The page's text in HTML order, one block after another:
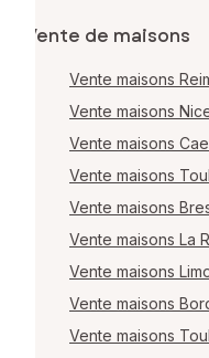
Vente de maisons
Vente maisons
Vente maisons
Vente maisons
Vente maisons
Vente maisons
Vente maisons La
Vente maisons
Vente maisons
Vente maisons